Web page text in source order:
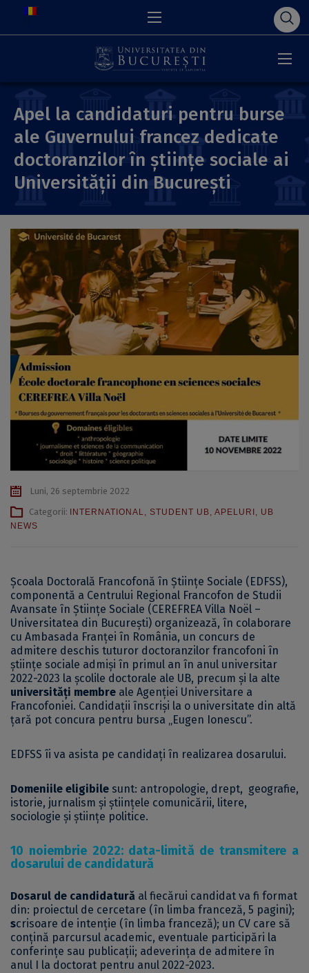
Apel la candidaturi pentru burse
ale Guvernului francez dedicate
doctoranzilor în științe sociale ai
Universității din București
Luni, 26 septembrie 2022
Categorii:
INTERNATIONAL, STUDENT UB, APELURI , UB
NEWS
Școala Doctorală Francofonă în Științe Sociale (EDFSS),
componentă a Centrului Regional Francofon de Studii
Avansate în Științe Sociale (CEREFREA Villa Noël –
Universitatea din București) organizează, în colaborare
cu Ambasada Franței în România, un concurs de
admitere deschis tuturor doctoranzilor francofoni în
științe sociale admiși în primul an în anul universitar
2022-2023 la școlile doctorale ale UB, precum și la alte
universități membre ale Agenției Universitare a
Francofoniei. Candidații înscriși la o universitate din altă
țară pot concura pentru bursa „Eugen Ionescu”.
EDFSS îi va asista pe candidați în realizarea dosarului.
Domeniile eligibile sunt: antropologie, drept, geografie,
istorie, jurnalism și științele comunicării, litere,
sociologie și științe politice.
10 noiembrie 2022: data-limită de transmitere a
dosarului de candidatură
Dosarul de candidatură al fiecărui candidat va fi format
din: proiectul de cercetare (în limba franceză, 5 pagini);
scrisoare de intenție (în limba franceză); un CV care să
conțină parcursul academic, eventuale participări la
conferințe sau publicații; adeverința de admitere în
anul I la doctorat pentru anul 2022-2023.